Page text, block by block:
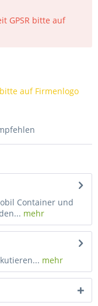
GPSR bitte auf
auf Firmenlogo
Container und
mehr
mehr